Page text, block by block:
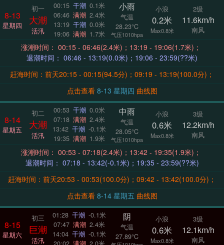
8-13
星期四
初一
大潮
活汛
00:15 干潮 0.1米
06:46 满潮 2.4米
13:19 干潮 0.0米
19:06 满潮 1.7米
小雨
气温
28.23°C
气压1010hpa
小浪
0.2米
Max0.8米
2级
11.6km/h
南风
涨潮时间： 00:15 - 06:46(2.4米)；13:19 - 19:06(1.7米)；
退潮时间： 06:46 - 13:19(0.0米)；19:06 - 23:59(??米)
赶海时间：前天20:15 - 00:15(94.5分)；09:19 - 13:19(100.0分)；
点击查看
8-13 星期四 曲线图
8-14
星期五
初二
大潮
活汛
00:53 干潮 0.0米
07:18 满潮 2.4米
13:42 干潮 -0.1米
19:35 满潮 1.9米
中雨
气温
28.05°C
气压1010hpa
小浪
0.6米
Max0.8米
3级
12.2km/h
南风
涨潮时间： 00:53 - 07:18(2.4米)；13:42 - 19:35(1.9米)；
退潮时间： 07:18 - 13:42(-0.1米)；19:35 - 23:59(??米)
赶海时间：前天20:53 - 00:53(100.0分)；09:42 - 13:42(100.0分)；
点击查看
8-14 星期五 曲线图
8-15
星期六
初三
巨潮
活汛
01:28 干潮 -0.1米
07:47 满潮 2.4米
14:04 干潮 -0.1米
阴
气温
27.89°C
小浪
0.6米
Max0.8米
3级
12.1km/h
南风